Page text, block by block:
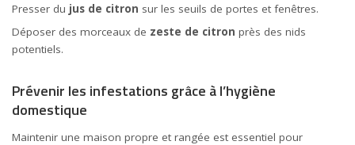
Presser du jus de citron sur les seuils de portes et fenêtres.
Déposer des morceaux de zeste de citron près des nids
potentiels.
Prévenir les infestations grâce à l’hygiène
domestique
Maintenir une maison propre et rangée est essentiel pour